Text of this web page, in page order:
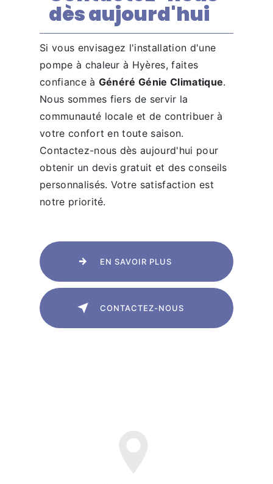
dès aujourd'hui
Si vous envisagez l'installation d'une
pompe à chaleur à Hyères, faites
confiance à Généré Génie Climatique.
Nous sommes fiers de servir la
communauté locale et de contribuer à
votre confort en toute saison.
Contactez-nous dès aujourd'hui pour
obtenir un devis gratuit et des conseils
personnalisés. Votre satisfaction est
notre priorité.
EN SAVOIR PLUS
CONTACTEZ-NOUS